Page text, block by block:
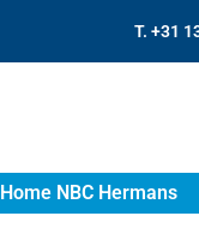
T. +31
Home NBC Hermans